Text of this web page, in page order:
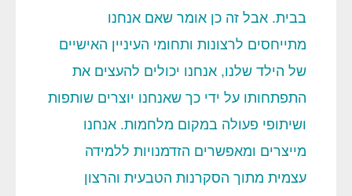
בבית. אבל זה כן אומר שאם אנחנו
מתייחסים לרצונות ותחומי העיניין האישיים
של הילד שלנו, אנחנו יכולים להעצים את
התפתחותו על ידי כך שאנחנו יוצרים שותפות
ושיתופי פעולה במקום מלחמות. אנחנו
מייצרים ומאפשרים הזדמנויות ללמידה
עצמית מתוך הסקרנות הטבעית והרצון